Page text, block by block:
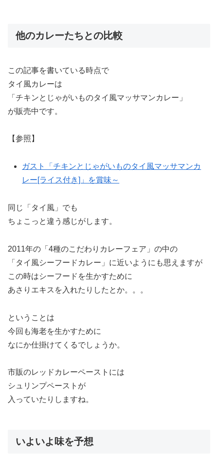
他のカレーたちとの比較
この記事を書いている時点で
タイ風カレーは
「チキンとじゃがいものタイ風マッサマンカレー」
が販売中です。
【参照】
ガスト「チキンとじゃがいものタイ風マッサマンカ
レー[ライス付き]」を賞味～
同じ「タイ風」でも
ちょこっと違う感じがします。
2011年の「4種のこだわりカレーフェア」の中の
「タイ風シーフードカレー」に近いようにも思えますが
この時はシーフードを生かすために
あさりエキスを入れたりしたとか。。。
ということは
今回も海老を生かすために
なにか仕掛けてくるでしょうか。
市販のレッドカレーペーストには
シュリンプペーストが
入っていたりしますね。
いよいよ味を予想